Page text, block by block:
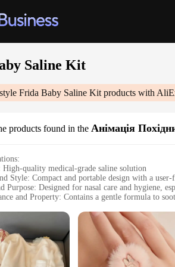
Saline Kit
Frida Baby Saline Kit products with
products found in the Анімація
High-quality medical-grade saline solution
Style: Compact and portable design with a
Purpose: Designed for nasal care and hygiene,
and Property: Contains a gentle formula to
People: Ideal for parents and caregivers
Care for Your Little One**
Baby Saline Kit is a must-have for parents and
administering saline solution. The gentle